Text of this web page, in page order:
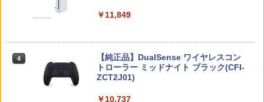
￥7,890
4
amiibo すりみ連合セット[フウカ【レイ
ダース】/ウツホ【レイダース】/マンタ
ロー【レイダース】]（スプラトゥーンシ
ゲーム
￥3,780
￥330
-ray DAY 2】【Blu-ray】 [ IDOLiSH7 ]
￥6,926
4
ニンテンドープリペイド番号 9000円|オ
ンラインコード版
￥11,849
4
【純正品】DualSense ワイヤレスコン
トローラー ミッドナイト ブラック(CFI-
ZCT2J01)
￥10,737